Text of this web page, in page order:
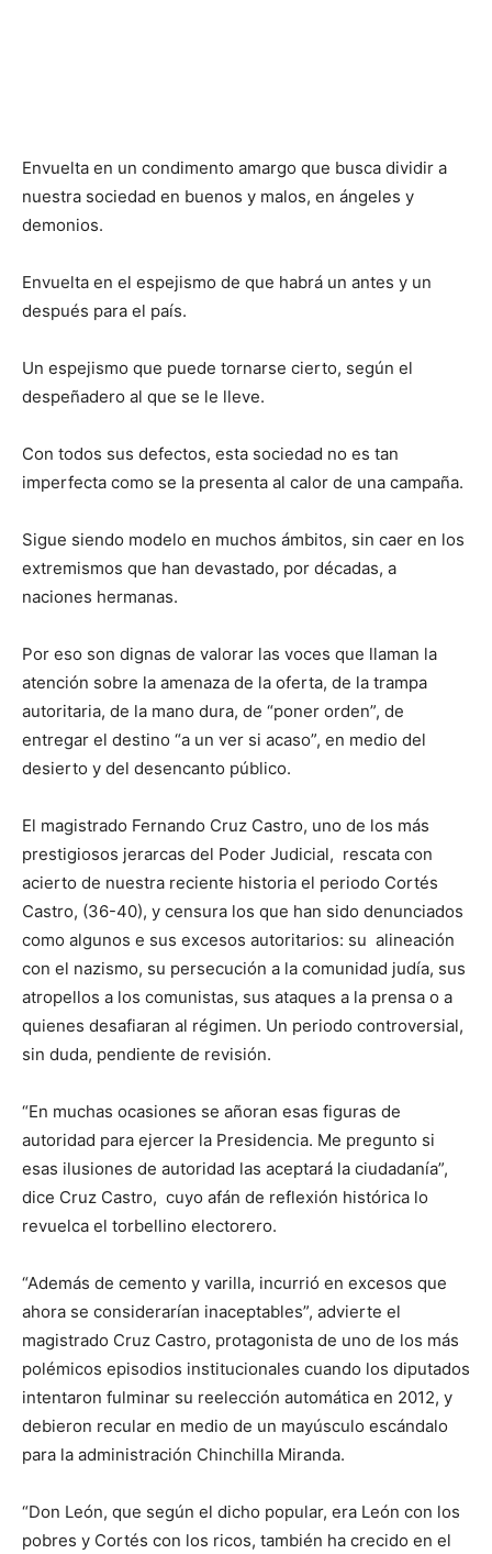
Envuelta en un condimento amargo que busca dividir a
nuestra sociedad en buenos y malos, en ángeles y
demonios.
Envuelta en el espejismo de que habrá un antes y un
después para el país.
Un espejismo que puede tornarse cierto, según el
despeñadero al que se le lleve.
Con todos sus defectos, esta sociedad no es tan
imperfecta como se la presenta al calor de una campaña.
Sigue siendo modelo en muchos ámbitos, sin caer en los
extremismos que han devastado, por décadas, a
naciones hermanas.
Por eso son dignas de valorar las voces que llaman la
atención sobre la amenaza de la oferta, de la trampa
autoritaria, de la mano dura, de “poner orden”, de
entregar el destino “a un ver si acaso”, en medio del
desierto y del desencanto público.
El magistrado Fernando Cruz Castro, uno de los más
prestigiosos jerarcas del Poder Judicial, rescata con
acierto de nuestra reciente historia el periodo Cortés
Castro, (36-40), y censura los que han sido denunciados
como algunos e sus excesos autoritarios: su alineación
con el nazismo, su persecución a la comunidad judía, sus
atropellos a los comunistas, sus ataques a la prensa o a
quienes desafiaran al régimen. Un periodo controversial,
sin duda, pendiente de revisión.
“En muchas ocasiones se añoran esas figuras de
autoridad para ejercer la Presidencia. Me pregunto si
esas ilusiones de autoridad las aceptará la ciudadanía”,
dice Cruz Castro, cuyo afán de reflexión histórica lo
revuelca el torbellino electorero.
“Además de cemento y varilla, incurrió en excesos que
ahora se considerarían inaceptables”, advierte el
magistrado Cruz Castro, protagonista de uno de los más
polémicos episodios institucionales cuando los diputados
intentaron fulminar su reelección automática en 2012, y
debieron recular en medio de un mayúsculo escándalo
para la administración Chinchilla Miranda.
“Don León, que según el dicho popular, era León con los
pobres y Cortés con los ricos, también ha crecido en el